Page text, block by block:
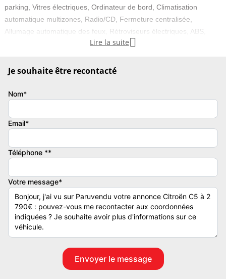
parking, Vitres électriques, Ordinateur de bord, Climatisation
automatique multizones, Radio/CD, Fermeture centralisée,
Allumage automatique des feux, Rétroviseurs électriques, ABS,
Airbag frontaux, Airbags frontaux + latéraux, Contrôle de stabilité
Couleur
Vignette Crit’Air
Lire la suite 
Je souhaite être recontacté
Nom*
Email*
Téléphone **
Votre message*